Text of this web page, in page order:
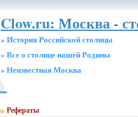
Clow.ru: Москва -
» История Российской столицы
» Все о столице нашей Родины
» Неизвестная Москва
Рефераты